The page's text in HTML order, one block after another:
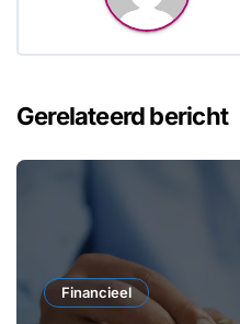
Gerelateerd bericht
Financieel